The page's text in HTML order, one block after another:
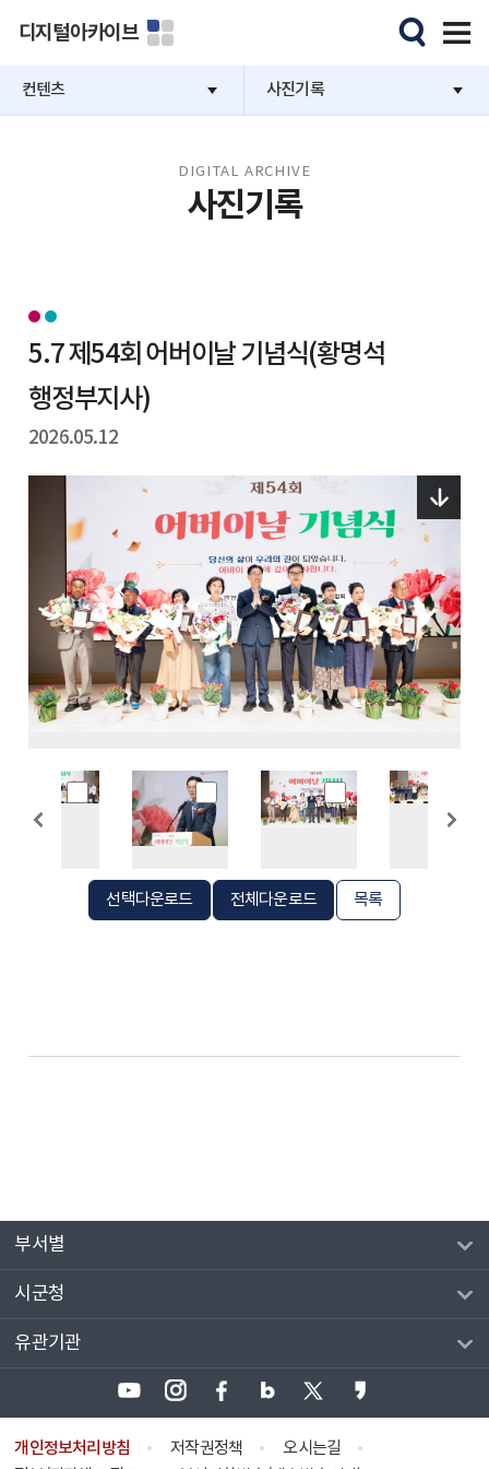
디지털아카이브
컨텐츠 사진기록
DIGITAL ARCHIVE
사진기록
5.7 제54회 어버이날 기념식(황명석
행정부지사)
2026.05.12
선택다운로드 전체다운로드 목록
부서별
시군청
유관기관
개인정보처리방침 저작권정책
오시는길